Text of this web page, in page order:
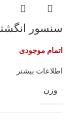
سنسور
اتمام موجودی
اطلاعات بیشتر
وزن